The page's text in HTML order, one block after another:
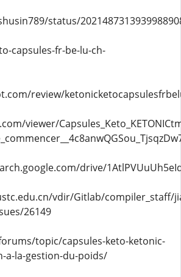
status/
capsules-fr-be-lu-ch-
review/
viewer/
drive/
vdir/Gitlab/compiler_staff/
26149
topic/capsules-keto-ketonic-
a-la-gestion-du-poids/